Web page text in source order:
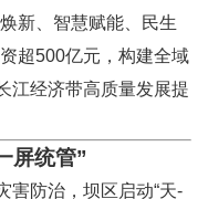
新、智慧赋能、民生
超500亿元，构建全域
江经济带高质量发展提
屏统管”
害防治，坝区启动“天-